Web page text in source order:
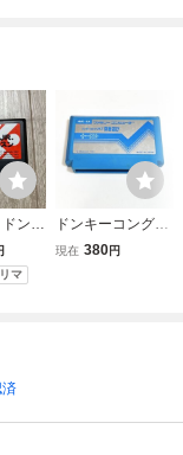
ンキ
算数
マ
ドンキーコングJR
の算数遊び【動作
現在 380円